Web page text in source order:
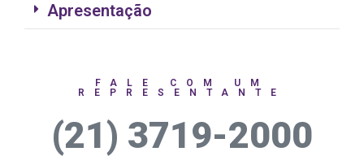
Apresentação
FALE COM UM
REPRESENTANTE
(21) 3719-2000